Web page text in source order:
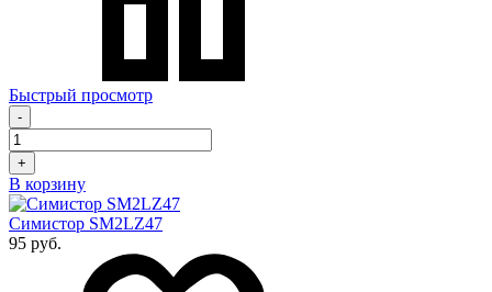
Быстрый просмотр
-
+
В корзину
Симистор SM2LZ47
95 руб.